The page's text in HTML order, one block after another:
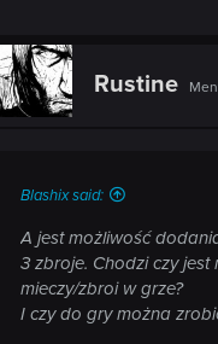
Rustine
Blashix said:
A jest możliwość
3 zbroje. Chodzi czy
mieczy/zbroi w grze?
I czy do gry można